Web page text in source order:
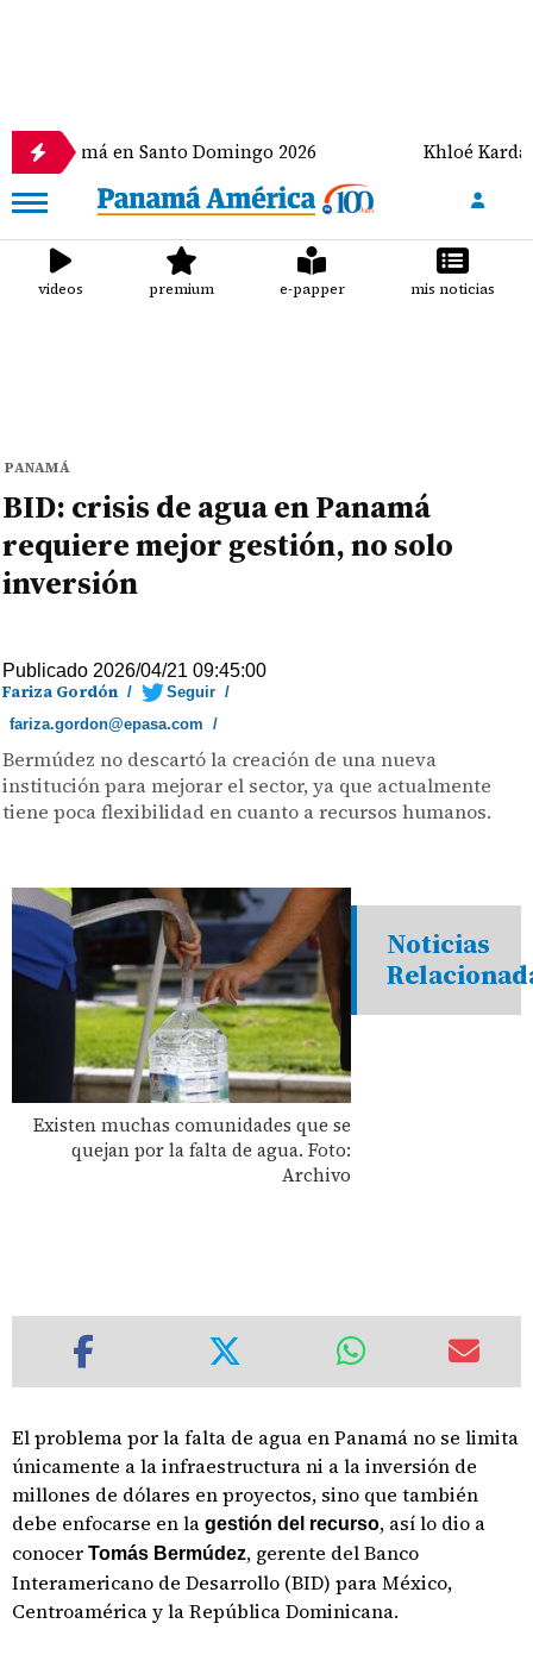
Santo Domingo 2026 Khloé Kardashian
videos premium e-papper mis noticias
PANAMÁ
BID: crisis de agua en Panamá
requiere mejor gestión, no solo
inversión
Publicado 2026/04/21 09:45:00
Fariza Gordón / Seguir /
fariza.gordon@epasa.com /
Bermúdez no descartó la creación de una nueva
institución para mejorar el sector, ya que actualmente
tiene poca flexibilidad en cuanto a recursos humanos.
Existen muchas comunidades que se
quejan por la falta de agua. Foto:
Archivo
Noticias
El problema por la falta de agua en Panamá no se limita
únicamente a la infraestructura ni a la inversión de
millones de dólares en proyectos, sino que también
debe enfocarse en la gestión del recurso, así lo dio a
conocer Tomás Bermúdez, gerente del Banco
Interamericano de Desarrollo (BID) para México,
Centroamérica y la República Dominicana.